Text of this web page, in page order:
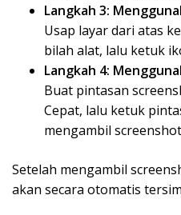
Langkah 3:
Usap layar dari atas
bilah alat, lalu ketuk
Langkah 4:
Buat pintasan
Cepat, lalu ketuk
mengambil
Setelah mengambil
akan secara otomatis